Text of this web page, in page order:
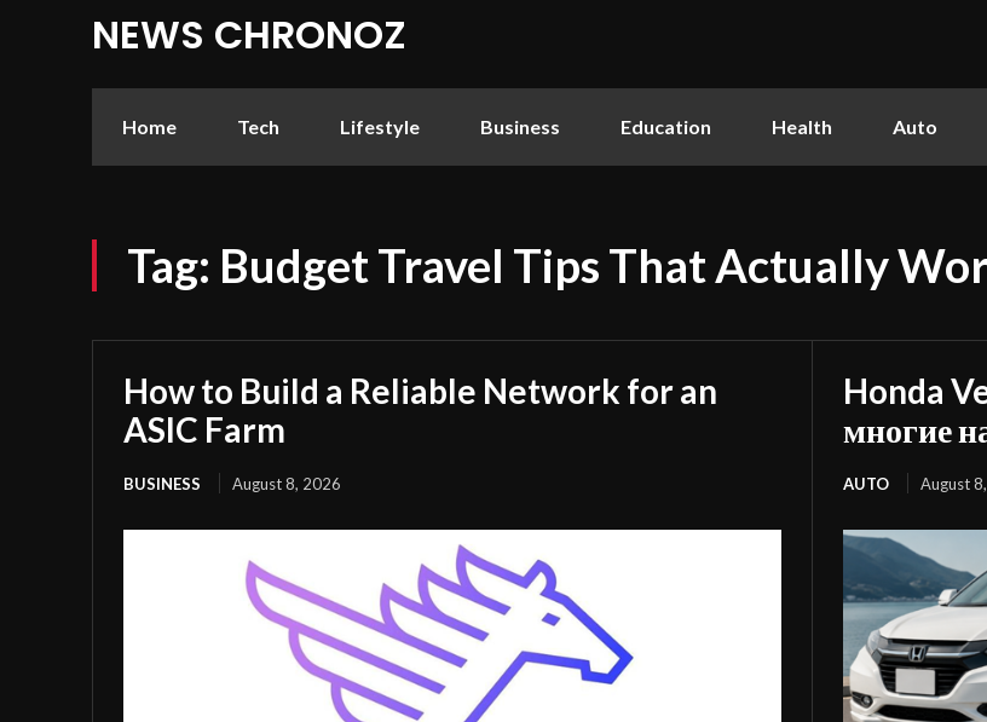
NEWS CHRONOZ
Home Tech Lifestyle Business Education Health Auto
Tag: Budget Travel Tips That Actually
How to Build a Reliable Network for an
ASIC Farm
BUSINESS August 8, 2026
Honda
многие
AUTO August